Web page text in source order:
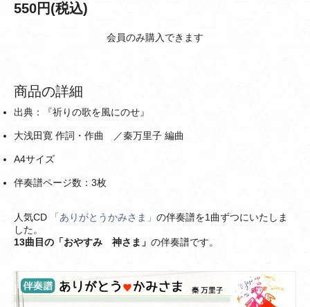
550円(税込)
会員のみ購入できます
商品の詳細
出典：『祈りの歌を風にのせ』
大浅田寛 作詞・作曲 ／秦万里子 編曲
A4サイズ
伴奏譜ページ数：3枚
人気CD 「ありがとうかみさま」 の伴奏譜を1曲ずつにいたしま
した。
13曲目の「おやすみ 神さま」 の伴奏譜です。